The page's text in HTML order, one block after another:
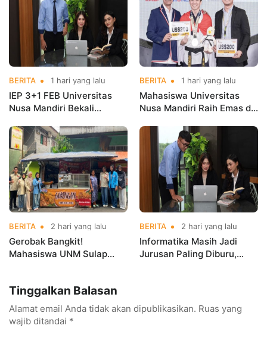
BERITA 1 hari yang lalu
IEP 3+1 FEB Universitas
Nusa Mandiri Bekali
Kerja Sebelum Lulus
BERITA 1 hari yang lalu
Mahasiswa Universitas
Nusa Mandiri Raih Emas di
Indonesia Open
Championships 2026
BERITA 2 hari yang lalu
Gerobak Bangkit!
Mahasiswa UNM Sulap
BERITA 2 hari yang lalu
Informatika Masih Jadi
Jurusan Paling Diburu,
Tinggalkan Balasan
Alamat email Anda tidak akan dipublikasikan. Ruas yang
wajib ditandai *